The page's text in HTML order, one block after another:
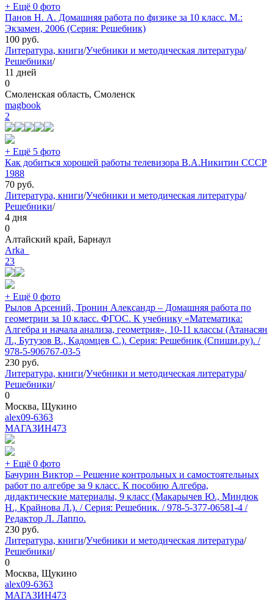
+ Ещё 0 фото
Панов Н. А. Домашняя работа по физике за 10 класс. М.:
Экзамен, 2006 (Серия: Решебник)
100 руб.
Литература, книги/Учебники и методическая литература/
Решебники/
11 дней
0
Смоленская область, Смоленск
magbook
2
+ Ещё 5 фото
Как добиться хорошей работы телевизора В.А.Никитин СССР
1988
70 руб.
Литература, книги/Учебники и методическая литература/
Решебники/
4 дня
0
Алтайский край, Барнаул
Arka_
23
+ Ещё 0 фото
Рылов Арсений, Тронин Александр – Домашняя работа по
геометрии за 10 класс. ФГОС. К учебнику «Математика:
Алгебра и начала анализа, геометрия», 10-11 классы (Атанасян
Л., Бутузов В., Кадомцев С.). Серия: Решебник (Спиши.ру). /
978-5-906767-03-5
230 руб.
Литература, книги/Учебники и методическая литература/
Решебники/
0
Москва, Щукино
alex09-6363
МАГАЗИН473
+ Ещё 0 фото
Бачурин Виктор – Решение контрольных и самостоятельных
работ по алгебре за 9 класс. К пособию Алгебра,
дидактические материалы, 9 класс (Макарычев Ю., Миндюк
Н., Крайнова Л.). / Серия: Решебник. / 978-5-377-06581-4 /
Редактор Л. Лаппо.
230 руб.
Литература, книги/Учебники и методическая литература/
Решебники/
0
Москва, Щукино
alex09-6363
МАГАЗИН473